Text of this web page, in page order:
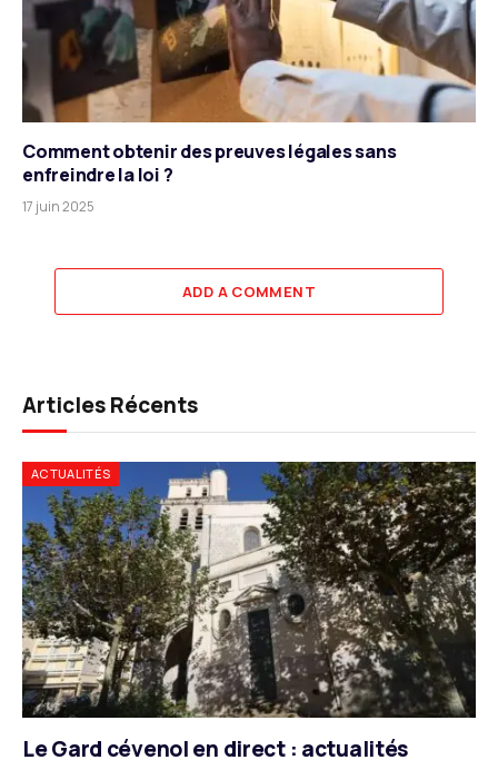
Comment obtenir des preuves légales sans
enfreindre la loi ?
17 juin 2025
ADD A COMMENT
Articles Récents
ACTUALITÉS
Le Gard cévenol en direct : actualités